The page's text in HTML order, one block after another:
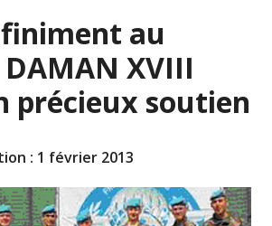
au
XVIII
précieux soutien
: 1 février 2013